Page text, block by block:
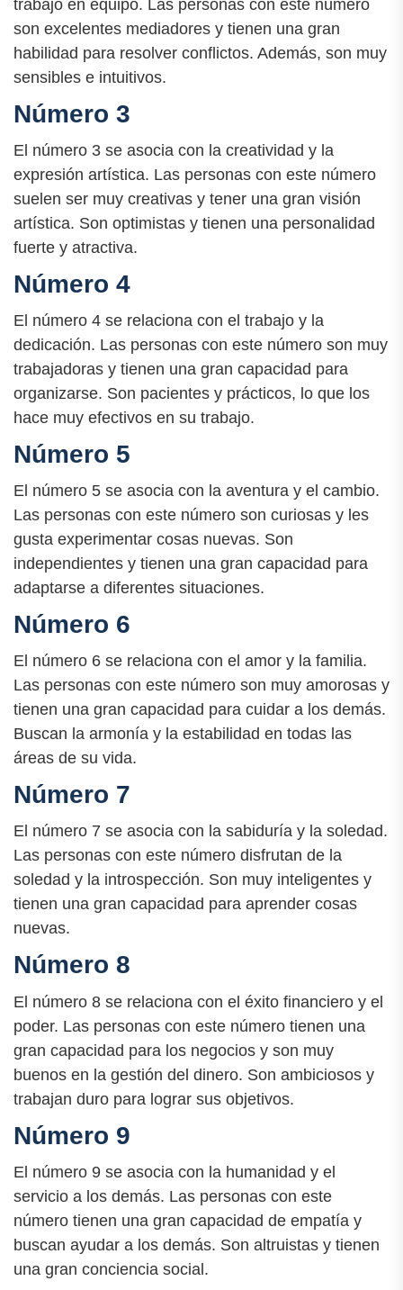
trabajo en equipo. Las personas con este número
son excelentes mediadores y tienen una gran
habilidad para resolver conflictos. Además, son muy
sensibles e intuitivos.
Número 3
El número 3 se asocia con la creatividad y la
expresión artística. Las personas con este número
suelen ser muy creativas y tener una gran visión
artística. Son optimistas y tienen una personalidad
fuerte y atractiva.
Número 4
El número 4 se relaciona con el trabajo y la
dedicación. Las personas con este número son muy
trabajadoras y tienen una gran capacidad para
organizarse. Son pacientes y prácticos, lo que los
hace muy efectivos en su trabajo.
Número 5
El número 5 se asocia con la aventura y el cambio.
Las personas con este número son curiosas y les
gusta experimentar cosas nuevas. Son
independientes y tienen una gran capacidad para
adaptarse a diferentes situaciones.
Número 6
El número 6 se relaciona con el amor y la familia.
Las personas con este número son muy amorosas y
tienen una gran capacidad para cuidar a los demás.
Buscan la armonía y la estabilidad en todas las
áreas de su vida.
Número 7
El número 7 se asocia con la sabiduría y la soledad.
Las personas con este número disfrutan de la
soledad y la introspección. Son muy inteligentes y
tienen una gran capacidad para aprender cosas
nuevas.
Número 8
El número 8 se relaciona con el éxito financiero y el
poder. Las personas con este número tienen una
gran capacidad para los negocios y son muy
buenos en la gestión del dinero. Son ambiciosos y
trabajan duro para lograr sus objetivos.
Número 9
El número 9 se asocia con la humanidad y el
servicio a los demás. Las personas con este
número tienen una gran capacidad de empatía y
buscan ayudar a los demás. Son altruistas y tienen
una gran conciencia social.